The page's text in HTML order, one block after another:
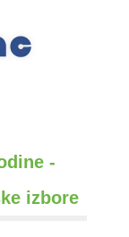
-
izbore